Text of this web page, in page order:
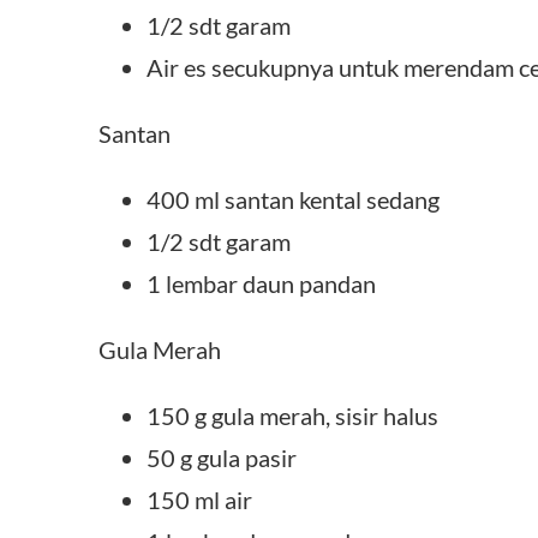
1/2 sdt garam
Air es secukupnya untuk merendam
Santan
400 ml santan kental sedang
1/2 sdt garam
1 lembar daun pandan
Gula Merah
150 g gula merah, sisir halus
50 g gula pasir
150 ml air